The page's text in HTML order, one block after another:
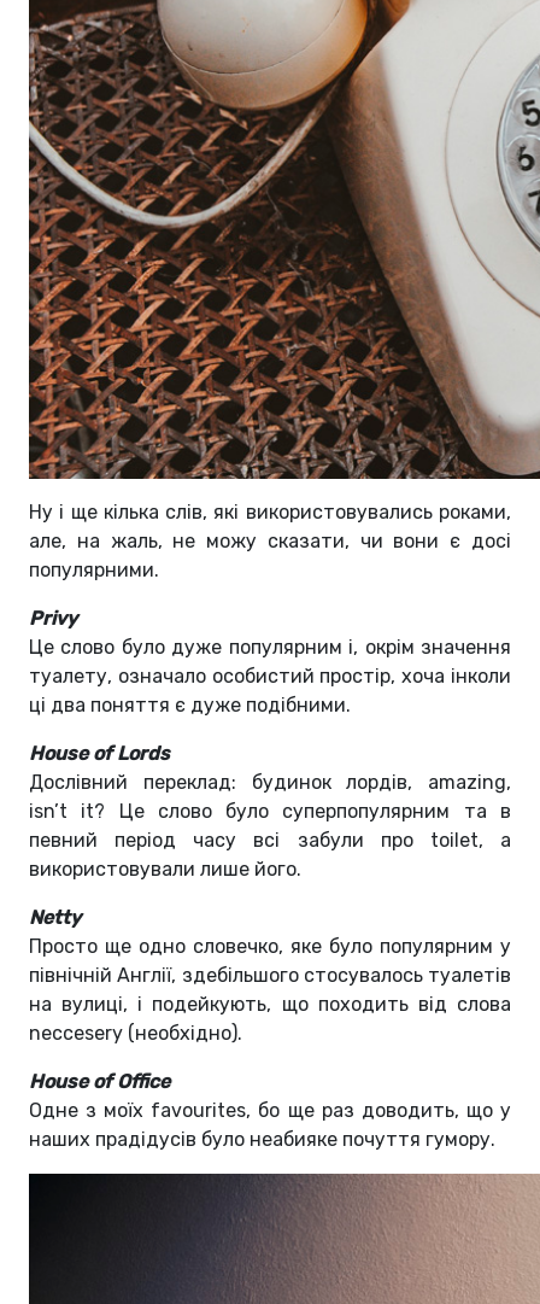
Ну і ще кілька слів, які використовувались роками,
але, на жаль, не можу сказати, чи вони є досі
популярними.
Privy
Це слово було дуже популярним і, окрім значення
туалету, означало особистий простір, хоча інколи
ці два поняття є дуже подібними.
House of Lords
Дослівний переклад: будинок лордів, amazing,
isn’t it? Це слово було суперпопулярним та в
певний період часу всі забули про toilet, а
використовували лише його.
Netty
Просто ще одно словечко, яке було популярним у
північній Англії, здебільшого стосувалось туалетів
на вулиці, і подейкують, що походить від слова
neccesery (необхідно).
House of Office
Одне з моїх favourites, бо ще раз доводить, що у
наших прадідусів було неабияке почуття гумору.